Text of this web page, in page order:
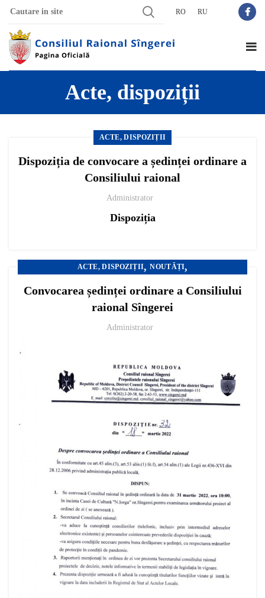
RO RU
Acte, dispoziții
ACTE, DISPOZIȚII
Dispoziția de convocare a ședinței ordinare a
Consiliului raional
Administrator
Dispoziția
ACTE, DISPOZIȚII,NOUTĂȚI,
Convocarea ședinței ordinare a Consiliului
raional Sîngerei
Administrator